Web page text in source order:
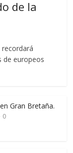
de la
de europeos
Gran Bretaña.
0